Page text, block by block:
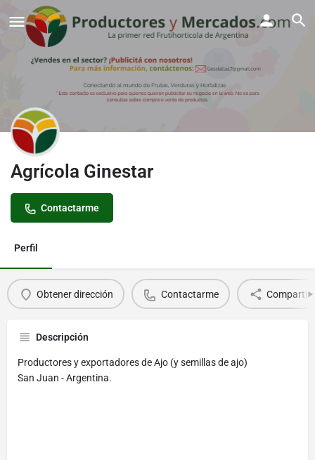
Agrícola Ginestar
Contactarme
Perfil
Obtener dirección Contactarme Compartir
Descripción
Productores y exportadores de Ajo (y semillas de ajo)
San Juan - Argentina.